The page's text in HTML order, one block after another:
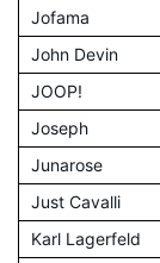
Jofama
John Devin
JOOP!
Joseph
Junarose
Just Cavalli
Karl Lagerfeld